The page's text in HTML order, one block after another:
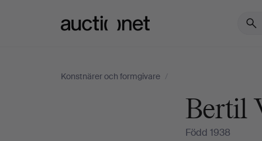
Konstnärer och formgivare /
Bertil
Född 1938